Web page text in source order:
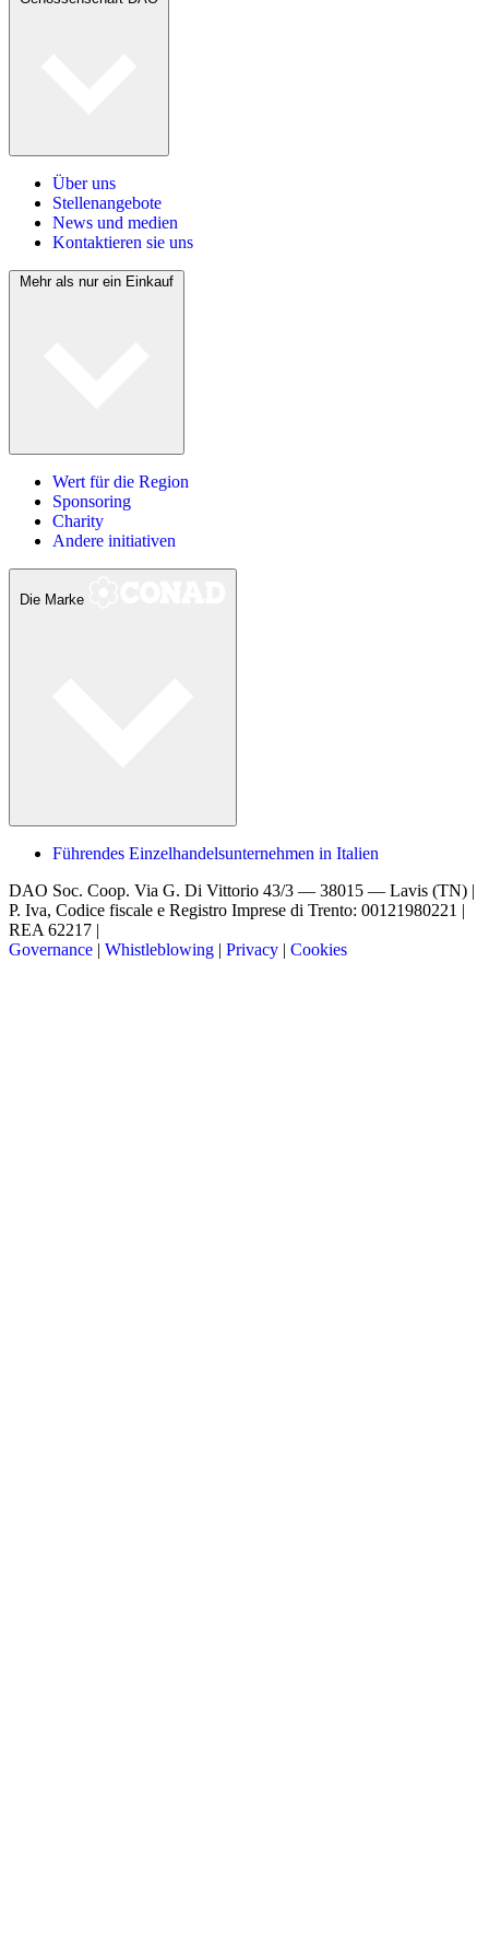
Über uns
Stellenangebote
News und medien
Kontaktieren sie uns
Mehr als nur ein Einkauf
Wert für die Region
Sponsoring
Charity
Andere initiativen
Die Marke
Führendes Einzelhandelsunternehmen in Italien
DAO Soc. Coop. Via G. Di Vittorio 43/3 — 38015 — Lavis (TN) |
P. Iva, Codice fiscale e Registro Imprese di Trento: 00121980221 |
REA 62217 |
Governance | Whistleblowing | Privacy | Cookies